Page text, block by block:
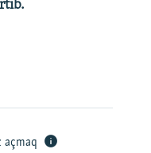
480p
açmaq